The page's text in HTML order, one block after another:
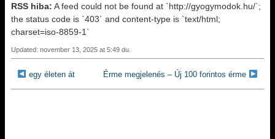
RSS hiba: A feed could not be found at `http://gyogymodok.hu/`;
the status code is `403` and content-type is `text/html;
charset=iso-8859-1`
Updated: november 13, 2025 at 5:49 du.
egy életen át Érme megjelenés – Új 100 forintos érme